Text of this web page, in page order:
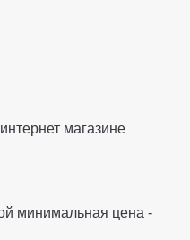
магазине
минимальная цена -